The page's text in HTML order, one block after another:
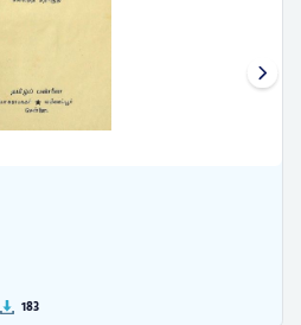
183